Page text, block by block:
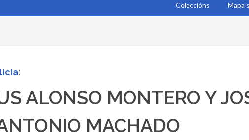
Coleccións Mapa
:
ALONSO MONTERO Y
MACHADO